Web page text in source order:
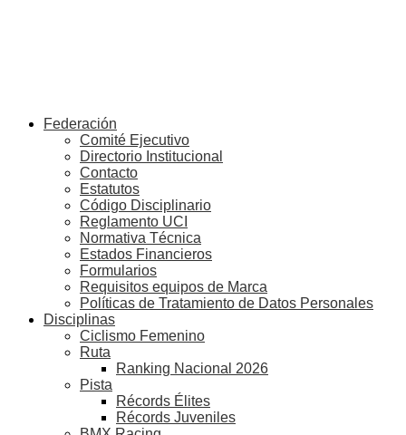
Federación
Comité Ejecutivo
Directorio Institucional
Contacto
Estatutos
Código Disciplinario
Reglamento UCI
Normativa Técnica
Estados Financieros
Formularios
Requisitos equipos de Marca
Políticas de Tratamiento de Datos Personales
Disciplinas
Ciclismo Femenino
Ruta
Ranking Nacional 2026
Pista
Récords Élites
Récords Juveniles